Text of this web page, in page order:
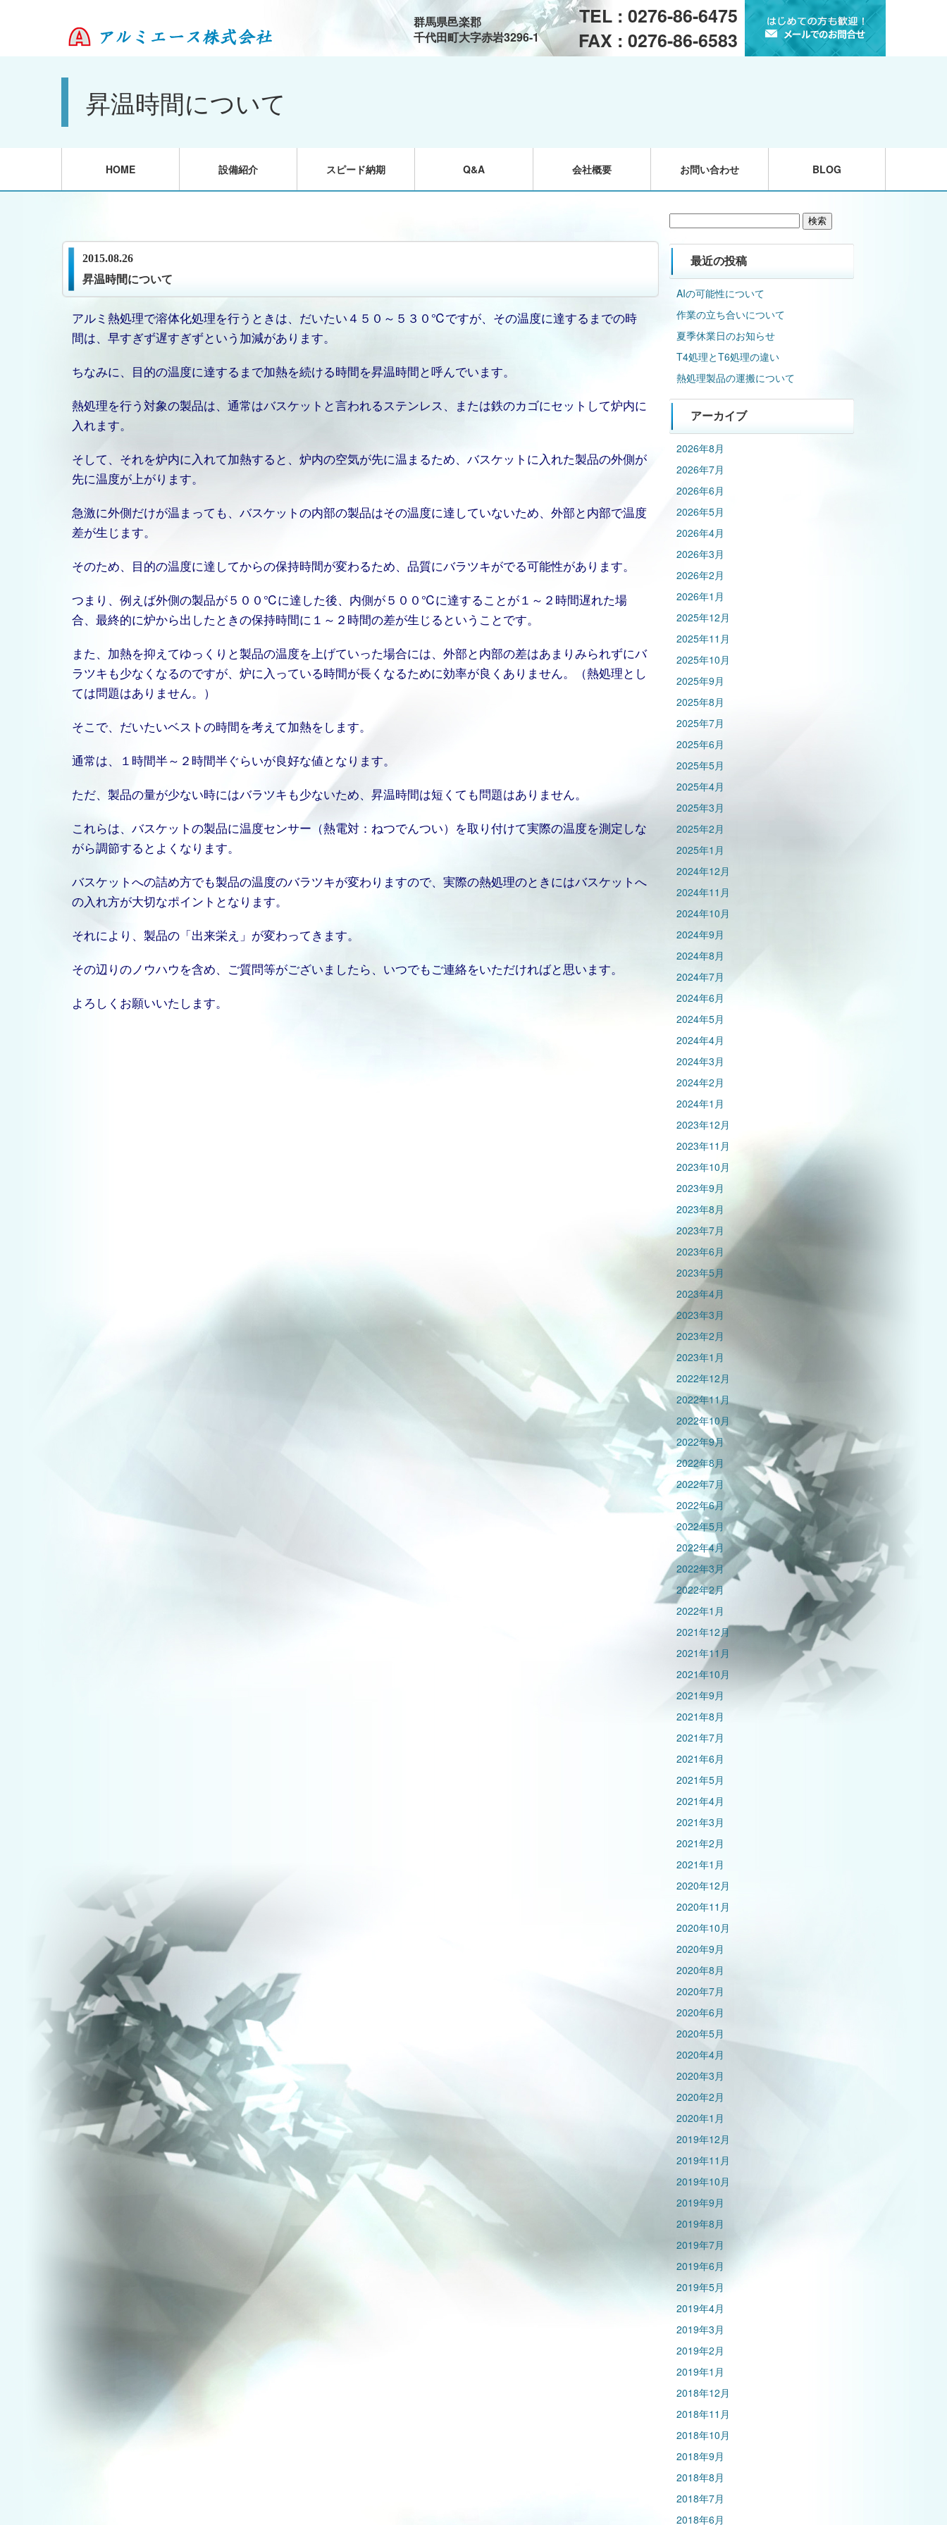
TEL : 0276-86-6475
FAX : 0276-86-6583
群馬県邑楽郡
千代田町大字赤岩3296-1
昇温時間について
HOME 設備紹介 スピード納期 Q&A 会社概要 お問い合わせ BLOG
2015.08.26
昇温時間について
アルミ熱処理で溶体化処理を行うときは、だいたい４５０～５３０℃ですが、その温度に達するまでの時
間は、早すぎず遅すぎずという加減があります。
ちなみに、目的の温度に達するまで加熱を続ける時間を昇温時間と呼んでいます。
熱処理を行う対象の製品は、通常はバスケットと言われるステンレス、または鉄のカゴにセットして炉内に
入れます。
そして、それを炉内に入れて加熱すると、炉内の空気が先に温まるため、バスケットに入れた製品の外側が
先に温度が上がります。
急激に外側だけが温まっても、バスケットの内部の製品はその温度に達していないため、外部と内部で温度
差が生じます。
そのため、目的の温度に達してからの保持時間が変わるため、品質にバラツキがでる可能性があります。
つまり、例えば外側の製品が５００℃に達した後、内側が５００℃に達することが１～２時間遅れた場
合、最終的に炉から出したときの保持時間に１～２時間の差が生じるということです。
また、加熱を抑えてゆっくりと製品の温度を上げていった場合には、外部と内部の差はあまりみられずにバ
ラツキも少なくなるのですが、炉に入っている時間が長くなるために効率が良くありません。（熱処理とし
ては問題はありません。）
そこで、だいたいベストの時間を考えて加熱をします。
通常は、１時間半～２時間半ぐらいが良好な値となります。
ただ、製品の量が少ない時にはバラツキも少ないため、昇温時間は短くても問題はありません。
これらは、バスケットの製品に温度センサー（熱電対：ねつでんつい）を取り付けて実際の温度を測定しな
がら調節するとよくなります。
バスケットへの詰め方でも製品の温度のバラツキが変わりますので、実際の熱処理のときにはバスケットへ
の入れ方が大切なポイントとなります。
それにより、製品の「出来栄え」が変わってきます。
その辺りのノウハウを含め、ご質問等がございましたら、いつでもご連絡をいただければと思います。
よろしくお願いいたします。
最近の投稿
AIの可能性について
作業の立ち合いについて
夏季休業日のお知らせ
T4処理とT6処理の違い
熱処理製品の運搬について
アーカイブ
2026年8月
2026年7月
2026年6月
2026年5月
2026年4月
2026年3月
2026年2月
2026年1月
2025年12月
2025年11月
2025年10月
2025年9月
2025年8月
2025年7月
2025年6月
2025年5月
2025年4月
2025年3月
2025年2月
2025年1月
2024年12月
2024年11月
2024年10月
2024年9月
2024年8月
2024年7月
2024年6月
2024年5月
2024年4月
2024年3月
2024年2月
2024年1月
2023年12月
2023年11月
2023年10月
2023年9月
2023年8月
2023年7月
2023年6月
2023年5月
2023年4月
2023年3月
2023年2月
2023年1月
2022年12月
2022年11月
2022年10月
2022年9月
2022年8月
2022年7月
2022年6月
2022年5月
2022年4月
2022年3月
2022年2月
2022年1月
2021年12月
2021年11月
2021年10月
2021年9月
2021年8月
2021年7月
2021年6月
2021年5月
2021年4月
2021年3月
2021年2月
2021年1月
2020年12月
2020年11月
2020年10月
2020年9月
2020年8月
2020年7月
2020年6月
2020年5月
2020年4月
2020年3月
2020年2月
2020年1月
2019年12月
2019年11月
2019年10月
2019年9月
2019年8月
2019年7月
2019年6月
2019年5月
2019年4月
2019年3月
2019年2月
2019年1月
2018年12月
2018年11月
2018年10月
2018年9月
2018年8月
2018年7月
2018年6月